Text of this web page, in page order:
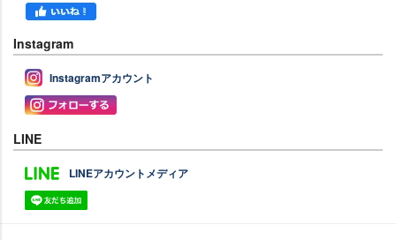
Instagram
Instagramアカウント
LINE
LINEアカウントメディア